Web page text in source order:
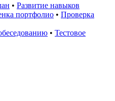
• Развитие навыков
портфолио • Проверка
• Тестовое